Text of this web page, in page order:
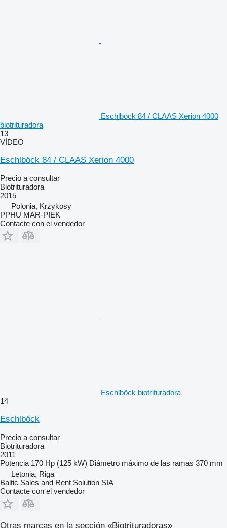
Eschlböck 84 / CLAAS Xerion 4000
biotrituradora
13
VÍDEO
Eschlböck 84 / CLAAS Xerion 4000
Precio a consultar
Biotrituradora
2015
Polonia, Krzykosy
PPHU MAR-PIEK
Contacte con el vendedor
Eschlböck biotrituradora
14
Eschlböck
Precio a consultar
Biotrituradora
2011
Potencia 170 Hp (125 kW) Diámetro máximo de las ramas 370 mm
Letonia, Riga
Baltic Sales and Rent Solution SIA
Contacte con el vendedor
Otras marcas en la sección «Biotrituradoras»